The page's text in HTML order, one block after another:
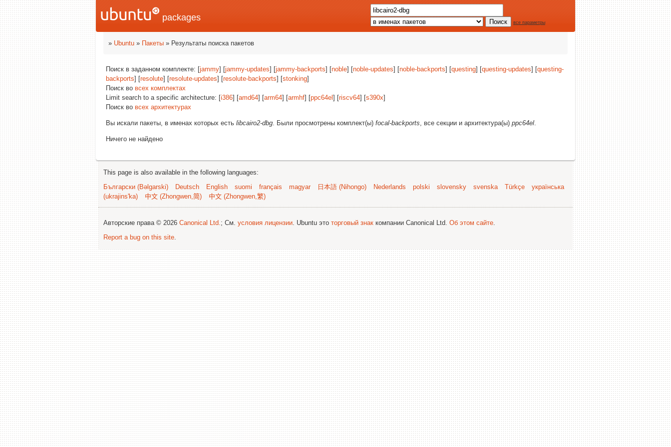
packages все параметры
» Ubuntu » Пакеты » Результаты поиска пакетов
Поиск в заданном комплекте: [jammy] [jammy-updates] [jammy-backports] [noble] [noble-updates] [noble-backports] [questing] [questing-updates] [questing-
backports] [resolute] [resolute-updates] [resolute-backports] [stonking]
Поиск во всех комплектах
Limit search to a specific architecture: [i386] [amd64] [arm64] [armhf] [ppc64el ] [riscv64] [s390x]
Поиск во всех архитектурах
Вы искали пакеты, в именах которых есть libcairo2-dbg. Были просмотрены комплект(ы) focal-backports, все секции и архитектура(ы) ppc64el.
Ничего не найдено
This page is also available in the following languages:
Български (Bəlgarski)
Deutsch English suomi français magyar 日本語 (Nihongo) Nederlands polski slovensky svenska Türkçe
українська
(ukrajins'ka)
中文 (Zhongwen,简) 中文 (Zhongwen,繁)
Авторские права © 2026 Canonical Ltd.; См. условия лицензии. Ubuntu это торговый знак компании Canonical Ltd. Об этом сайте.
Report a bug on this site.